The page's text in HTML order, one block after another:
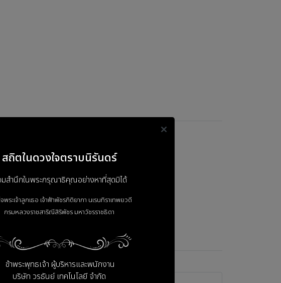
แบบ 1 Input to 4 Output
สถิตในดวงใจตราบนิรันดร์
สำนึกในพระกรุณาธิคุณอย่างหาที่สุดมิได้
พระเจ้าลูกเธอ เจ้าฟ้าพัชรกิติยาภา นเรนทิราเทพยวดี
กรมหลวงราชสาริณีสิริพัชร มหาวัชรราชธิดา
ข้าพระพุทธเจ้า ผู้บริหารและพนักงาน
บริษัท วรธันย์ เทคโนโลยี จำกัด